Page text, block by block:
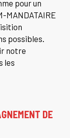
pour un
MANDATAIRE
possibles.
notre
les
DE